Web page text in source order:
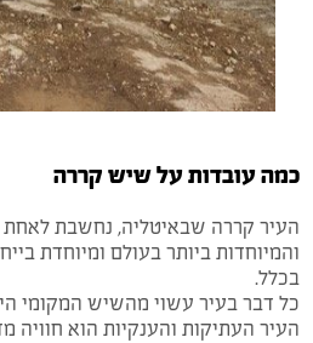
כמה עובדות על שיש קררה
העיר קררה שבאיטליה, נחשבת לאחת
והמיוחדות ביותר בעולם ומיוחדת
בכלל.
כל דבר בעיר עשוי מהשיש המקומי
העיר העתיקות והענקיות הוא חוויה